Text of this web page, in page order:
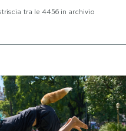
tra le 4456 in archivio